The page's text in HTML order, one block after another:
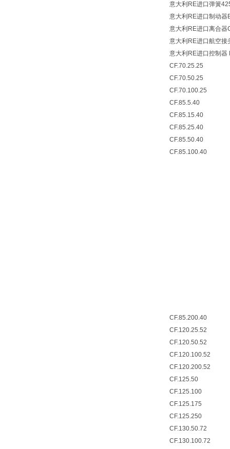
意大利RE进口弹簧
意大利RE进口制动器
意大利RE进口离合器
意大利RE进口航空
意大利RE进口控制器
CF.70.25.25
CF.70.50.25
CF.70.100.25
CF.85.5.40
CF.85.15.40
CF.85.25.40
CF.85.50.40
CF.85.100.40
CF.85.200.40
CF.120.25.52
CF.120.50.52
CF.120.100.52
CF.120.200.52
CF.125.50
CF.125.100
CF.125.175
CF.125.250
CF.130.50.72
CF.130.100.72